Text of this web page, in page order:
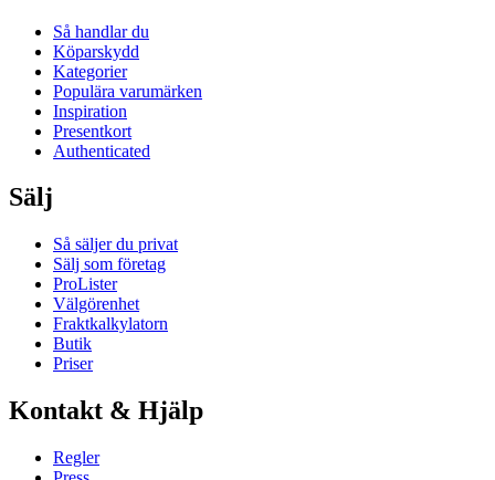
Så handlar du
Köparskydd
Kategorier
Populära varumärken
Inspiration
Presentkort
Authenticated
Sälj
Så säljer du privat
Sälj som företag
ProLister
Välgörenhet
Fraktkalkylatorn
Butik
Priser
Kontakt & Hjälp
Regler